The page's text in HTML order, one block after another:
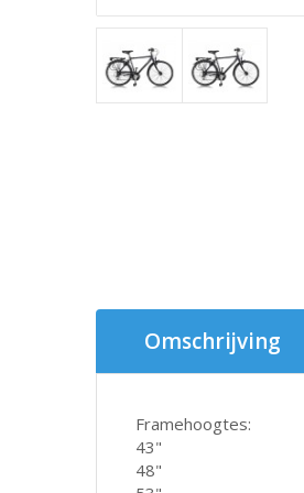
Omschrijving
Framehoogtes:
43"
48"